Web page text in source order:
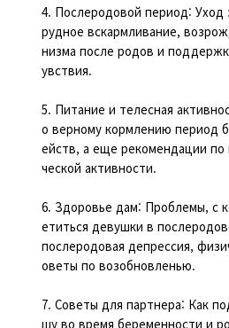
4. Послеродовой период:
рудное вскармливание,
низма после родов и
увствия.
5. Питание и телесная
о верному кормлению период
ейств, а еще рекомендации
ческой активности.
6. Здоровье дам: Проблемы, с
етиться девушки в
послеродовая депрессия,
оветы по возобновленью.
7. Советы для партнера: Как
шу во время беременности и